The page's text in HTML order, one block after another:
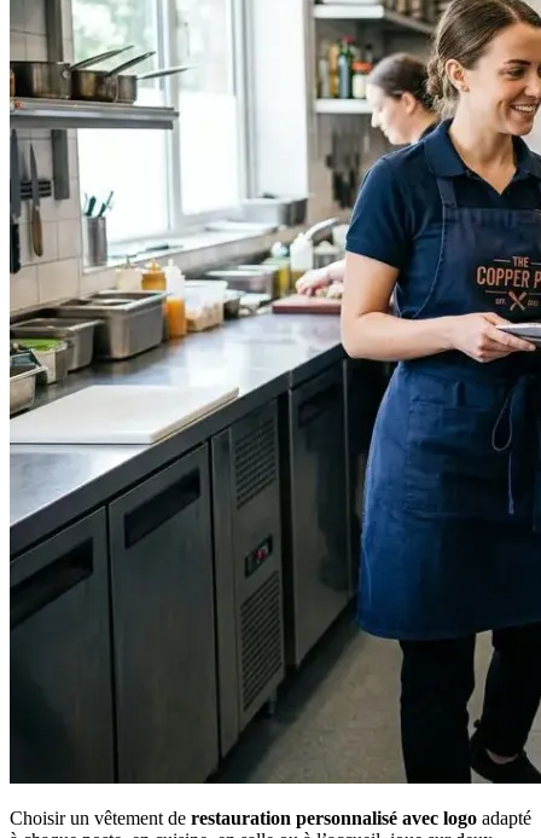
Choisir un vêtement de restauration personnalisé avec logo adapté